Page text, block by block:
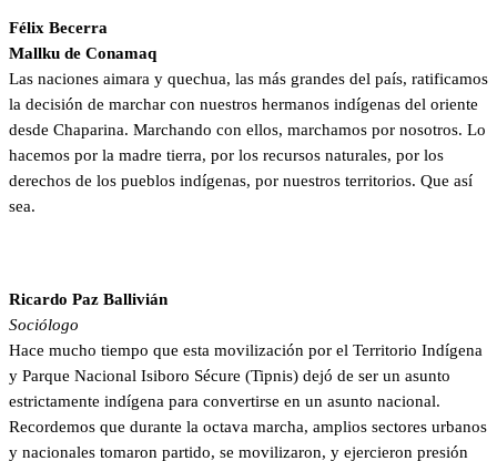
Félix Becerra
Mallku de Conamaq
Las naciones aimara y quechua, las más grandes del país, ratificamos
la decisión de marchar con nuestros hermanos indígenas del oriente
desde Chaparina. Marchando con ellos, marchamos por nosotros. Lo
hacemos por la madre tierra, por los recursos naturales, por los
derechos de los pueblos indígenas, por nuestros territorios. Que así
sea.
Ricardo Paz Ballivián
Sociólogo
Hace mucho tiempo que esta movilización por el Territorio Indígena
y Parque Nacional Isiboro Sécure (Tipnis) dejó de ser un asunto
estrictamente indígena para convertirse en un asunto nacional.
Recordemos que durante la octava marcha, amplios sectores urbanos
y nacionales tomaron partido, se movilizaron, y ejercieron presión